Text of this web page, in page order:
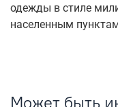
одежды в стиле
населенным
Может быть